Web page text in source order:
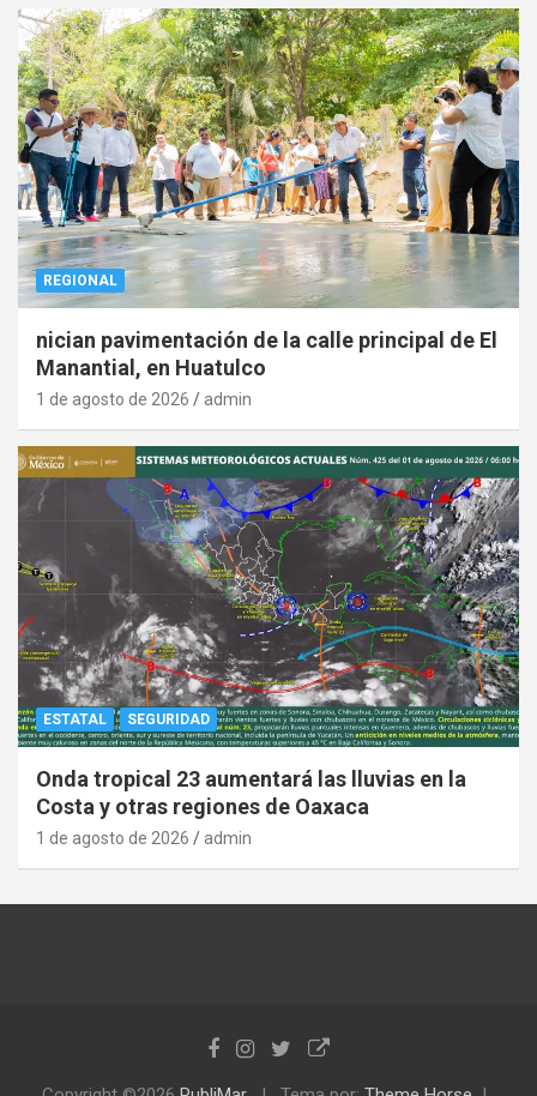
REGIONAL
nician pavimentación de la calle principal de El
Manantial, en Huatulco
1 de agosto de 2026 admin
ESTATAL SEGURIDAD
Onda tropical 23 aumentará las lluvias en la
Costa y otras regiones de Oaxaca
1 de agosto de 2026 admin